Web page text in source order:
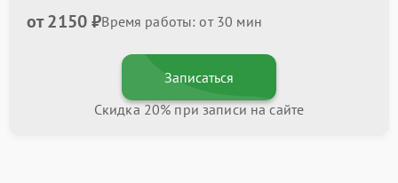
от 2150 ₽Время работы: от 30 мин
Записаться
Скидка 20% при записи на сайте